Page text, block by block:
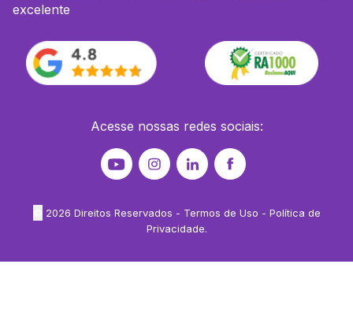
excelente
Acesse nossas redes sociais:
2026 Direitos Reservados - Termos de Uso - Política de
Privacidade.